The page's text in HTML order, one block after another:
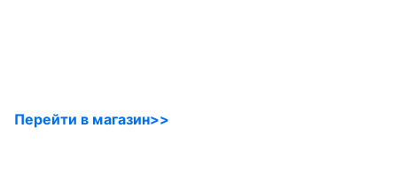
Перейти в магазин>>